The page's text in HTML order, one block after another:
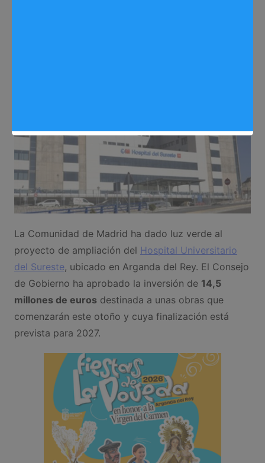
La Comunidad de Madrid ha dado luz verde al
proyecto de ampliación del Hospital Universitario
del Sureste, ubicado en Arganda del Rey. El Consejo
de Gobierno ha aprobado la inversión de 14,5
millones de eurosdestinada a unas obras que
comenzarán este otoño y cuya finalización está
prevista para 2027.